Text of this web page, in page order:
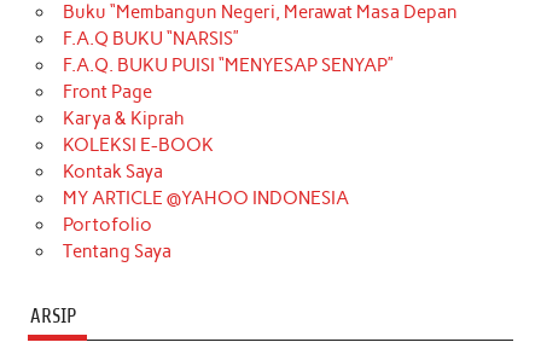
b
o
o
k
a
g
r
a
m
o
k
e
r
e
d
t
e
u
b
Buku “Membangun Negeri, Merawat Masa Depan
F.A.Q BUKU “NARSIS”
F.A.Q. BUKU PUISI “MENYESAP SENYAP”
Front Page
Karya & Kiprah
KOLEKSI E-BOOK
Kontak Saya
MY ARTICLE @YAHOO INDONESIA
Portofolio
Tentang Saya
ARSIP